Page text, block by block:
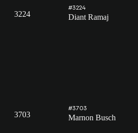
3224
#3224
Diant Ramaj
3703
#3703
Marnon Busch